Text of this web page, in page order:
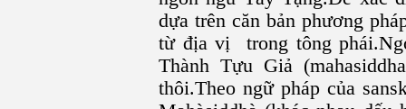
dựa trên căn bản phương
từ địa vị trong tông
Thành Tựu Giả
thôi.Theo ngữ pháp của